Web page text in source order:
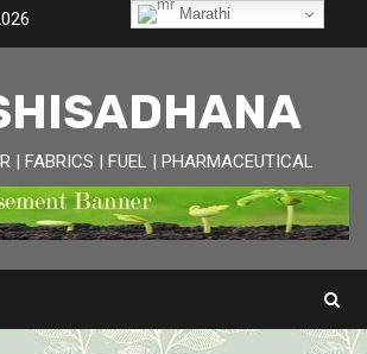
| FABRICS | FUEL | PHARMACEUTICAL
Marathi